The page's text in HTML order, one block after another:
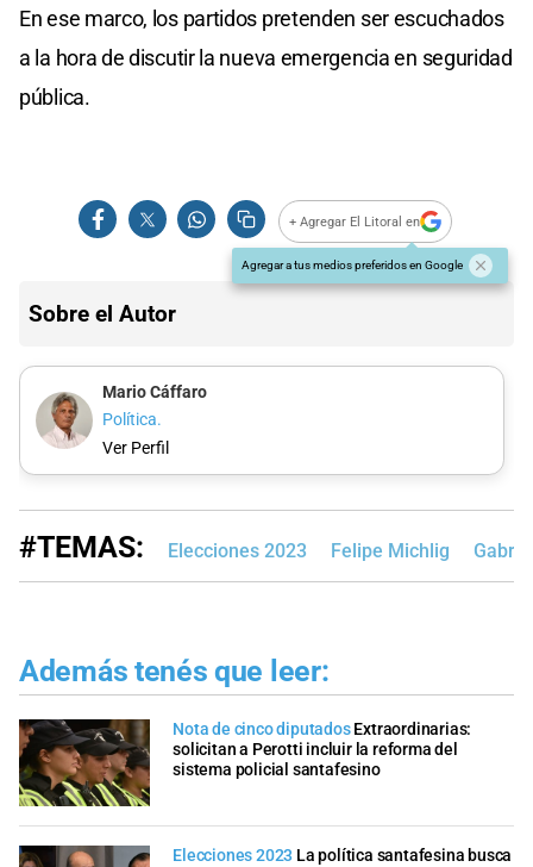
En ese marco, los partidos pretenden ser escuchados
a la hora de discutir la nueva emergencia en seguridad
pública.
+ Agregar El Litoral en
Agregar a tus medios preferidos en Google
Sobre el Autor
Mario Cáffaro
Política.
Ver Perfil
#TEMAS: Elecciones 2023 Felipe Michlig
Además tenés que leer:
Nota de cinco diputados Extraordinarias:
solicitan a Perotti incluir la reforma del
sistema policial santafesino
Elecciones 2023 La política santafesina busca